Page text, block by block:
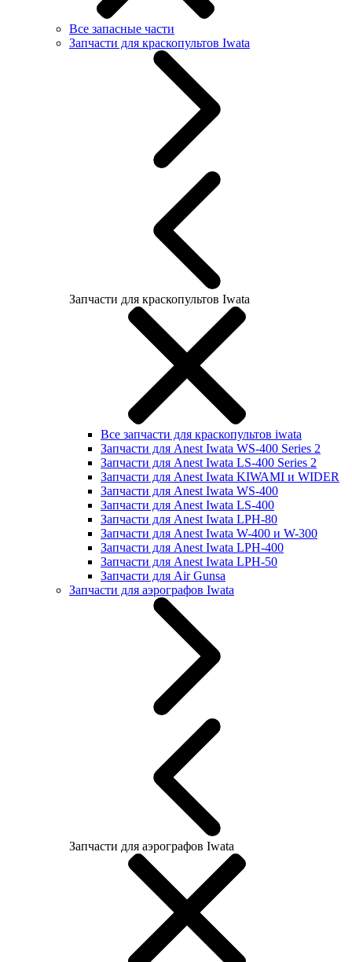
Все запасные части
Запчасти для краскопультов Iwata
Запчасти для краскопультов Iwata
Все запчасти для краскопультов iwata
Запчасти для Anest Iwata WS-400 Series 2
Запчасти для Anest Iwata LS-400 Series 2
Запчасти для Anest Iwata KIWAMI и WIDER
Запчасти для Anest Iwata WS-400
Запчасти для Anest Iwata LS-400
Запчасти для Anest Iwata LPH-80
Запчасти для Anest Iwata W-400 и W-300
Запчасти для Anest Iwata LPH-400
Запчасти для Anest Iwata LPH-50
Запчасти для Air Gunsa
Запчасти для аэрографов Iwata
Запчасти для аэрографов Iwata